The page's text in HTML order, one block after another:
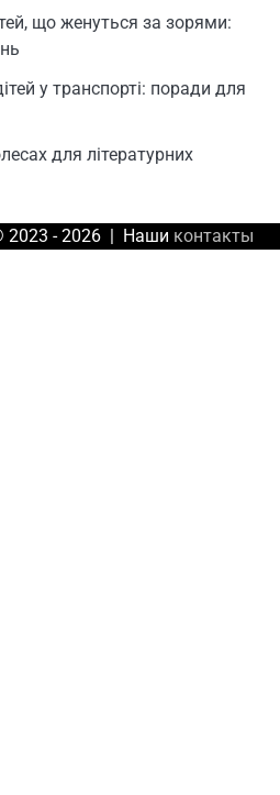
що женуться за зорями:
у транспорті: поради для
для літературних
2023 - 2026 | Наши контакты